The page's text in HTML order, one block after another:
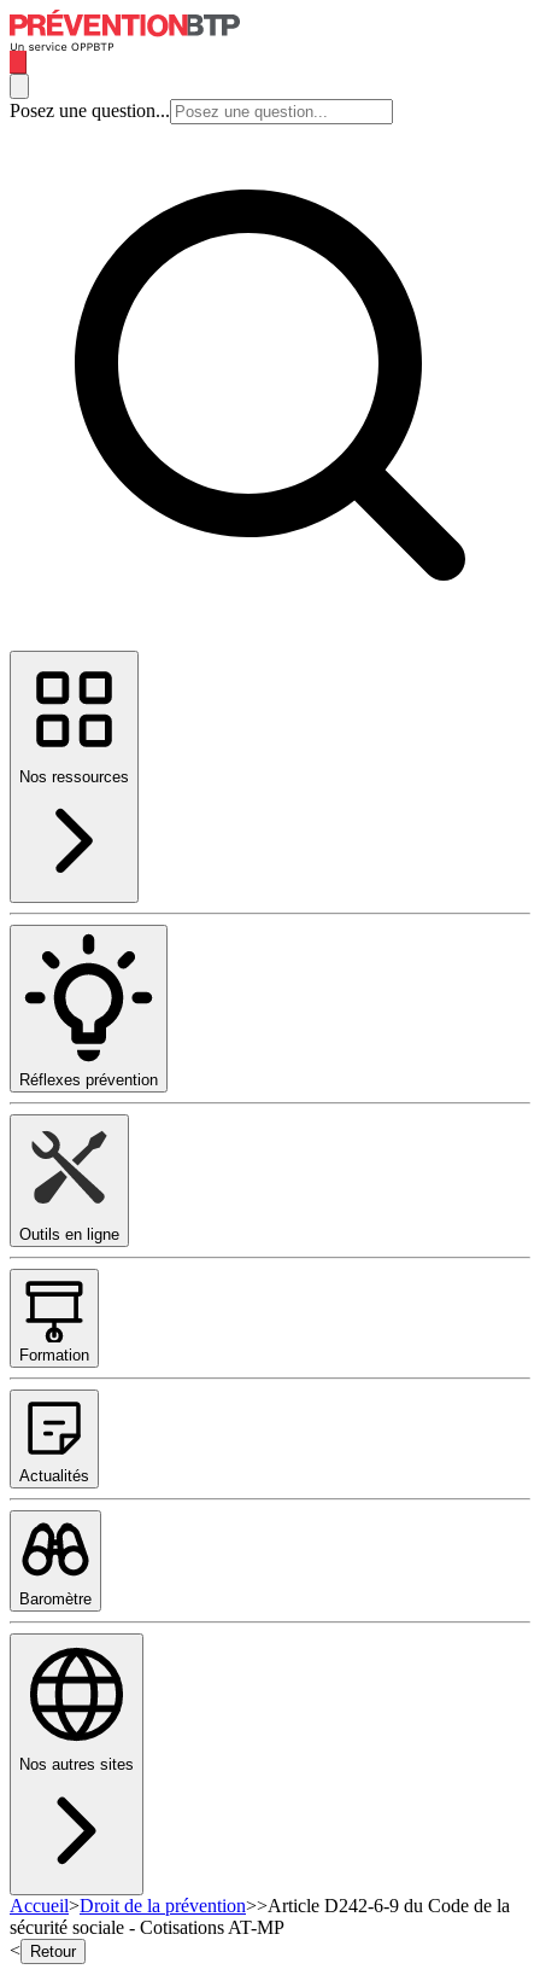
Posez une question...
Nos ressources
Réflexes prévention
Outils en ligne
Formation
Actualités
Baromètre
Nos autres sites
Accueil>Droit de la prévention>>Article D242-6-9 du Code de la
sécurité sociale - Cotisations AT-MP
<
Retour